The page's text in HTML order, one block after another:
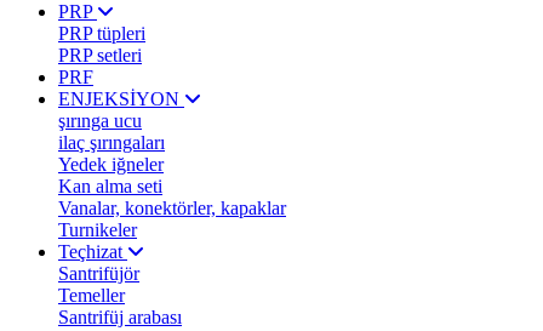
PRP
PRP tüpleri
PRP setleri
PRF
ENJEKSİYON
şırınga ucu
ilaç şırıngaları
Yedek iğneler
Kan alma seti
Vanalar, konektörler, kapaklar
Turnikeler
Teçhizat
Santrifüjör
Temeller
Santrifüj arabası